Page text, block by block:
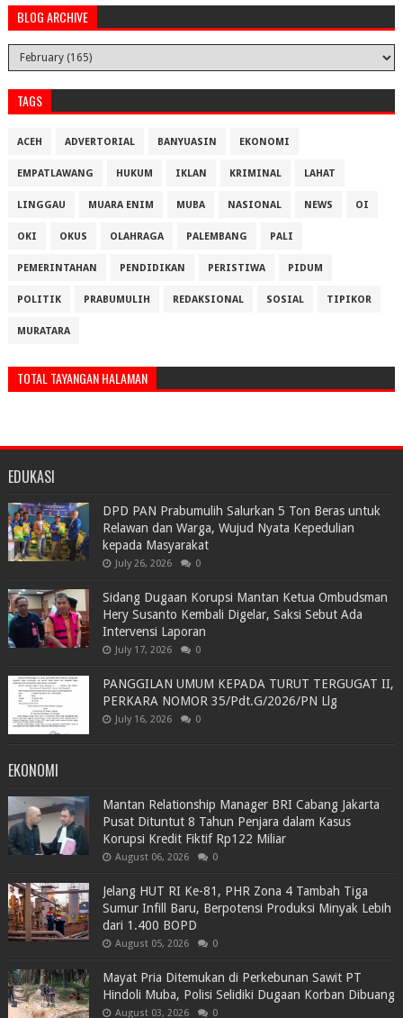
BLOG ARCHIVE
TAGS
ACEH ADVERTORIAL BANYUASIN EKONOMI
EMPATLAWANG HUKUM IKLAN KRIMINAL LAHAT
LINGGAU MUARA ENIM MUBA NASIONAL NEWS OI
OKI OKUS OLAHRAGA PALEMBANG PALI
PEMERINTAHAN PENDIDIKAN PERISTIWA PIDUM
POLITIK PRABUMULIH REDAKSIONAL SOSIAL TIPIKOR
MURATARA
TOTAL TAYANGAN HALAMAN
EDUKASI
DPD PAN Prabumulih Salurkan 5 Ton Beras untuk
Relawan dan Warga, Wujud Nyata Kepedulian
kepada Masyarakat
July 26, 2026 0
Sidang Dugaan Korupsi Mantan Ketua Ombudsman
Hery Susanto Kembali Digelar, Saksi Sebut Ada
Intervensi Laporan
July 17, 2026 0
PANGGILAN UMUM KEPADA TURUT TERGUGAT II,
PERKARA NOMOR 35/Pdt.G/2026/PN Llg
July 16, 2026 0
EKONOMI
Mantan Relationship Manager BRI Cabang Jakarta
Pusat Dituntut 8 Tahun Penjara dalam Kasus
Korupsi Kredit Fiktif Rp122 Miliar
August 06, 2026 0
Jelang HUT RI Ke-81, PHR Zona 4 Tambah Tiga
Sumur Infill Baru, Berpotensi Produksi Minyak Lebih
dari 1.400 BOPD
August 05, 2026 0
Mayat Pria Ditemukan di Perkebunan Sawit PT
Hindoli Muba, Polisi Selidiki Dugaan Korban Dibuang
August 03, 2026 0